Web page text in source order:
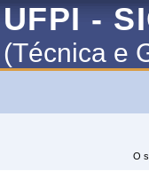
UFPI -
(Técnica e
O